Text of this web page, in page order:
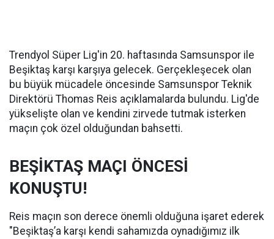
Trendyol Süper Lig'in 20. haftasında Samsunspor ile
Beşiktaş karşı karşıya gelecek. Gerçekleşecek olan
bu büyük mücadele öncesinde Samsunspor Teknik
Direktörü Thomas Reis açıklamalarda bulundu. Lig'de
yükselişte olan ve kendini zirvede tutmak isterken
maçın çok özel olduğundan bahsetti.
BEŞİKTAŞ MAÇI ÖNCESİ
KONUŞTU!
Reis maçın son derece önemli olduğuna işaret ederek
"Beşiktaş’a karşı kendi sahamızda oynadığımız ilk